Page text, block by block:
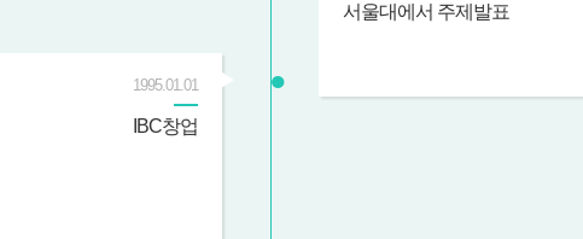
서울대에서 주제발표
1995.01.01
IBC창업